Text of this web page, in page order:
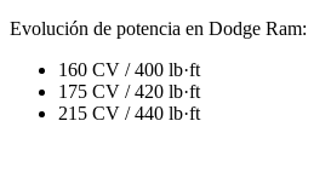
Evolución de potencia en Dodge Ram:
160 CV / 400 lb·ft
175 CV / 420 lb·ft
215 CV / 440 lb·ft